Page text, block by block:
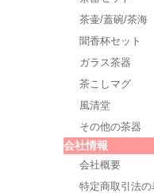
茶壷/蓋碗/茶海
聞香杯セット
ガラス茶器
茶こしマグ
風清堂
その他の茶器
会社情報
会社概要
特定商取引法の